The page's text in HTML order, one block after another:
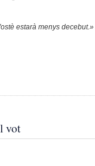
estarà menys decebut.»
vot